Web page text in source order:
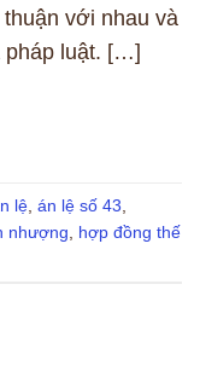
với nhau và
pháp luật. […]
lệ án lệ số 43
nhượng
hợp đồng thế